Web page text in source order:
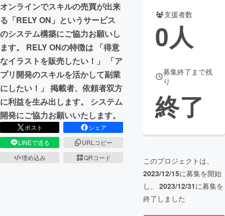
まちづくり・地域活性化
CAMPFIRE for Social Good
CAMPFIRE Creation
CAMPFIREふるさと納税machi-ya
オンラインでスキルの売買が出来
る「RELY ON」というサービス
のシステム構築にご協力お願いし
ます。 RELY ONの特徴は 「得意
なイラストを販売したい！」 「ア
プリ開発のスキルを活かして副業
にしたい！」 掲載者、依頼者双方
に利益を生み出します。 システム
開発にご協力お願いいたします。
ポスト
シェア
LINEで送る
URLコピー
埋め込み
QRコード
支援者数
0人
募集終了まで残
り
終了
このプロジェクトは、
2023/12/15に募集を開始
し、 2023/12/31に募集を
終了しました